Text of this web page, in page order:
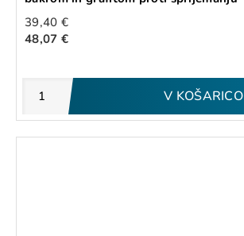
39,40 €
48,07 €
V KOŠARICO